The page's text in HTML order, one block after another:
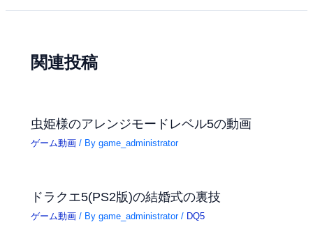
関連投稿
虫姫様のアレンジモードレベル5の動画
ゲーム動画 / Bygame_administrator
ドラクエ5(PS2版)の結婚式の裏技
ゲーム動画 / Bygame_administrator/ DQ5